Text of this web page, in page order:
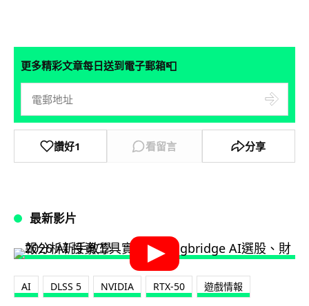
更多精彩文章每日送到電子郵箱📮
讚好1 看留言 分享
最新影片
AI DLSS 5 NVIDIA RTX-50 遊戲情報